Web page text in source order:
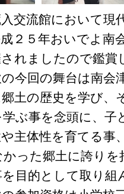
交流館において現
２５年おいでよ南
れましたので鑑賞
今回の舞台は南会
土の歴史を学び、
ぶ事を念頭に、子
主体性を育てる事
かった郷土に誇り
目的として取り